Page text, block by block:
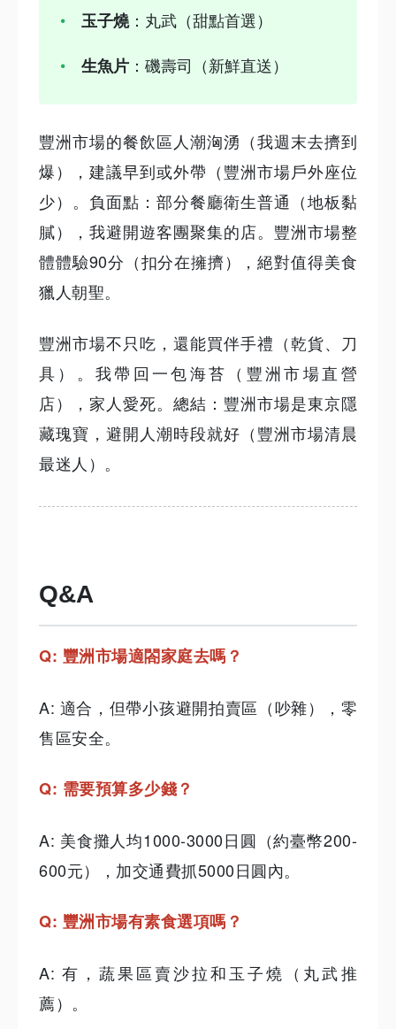
玉子燒：丸武（甜點首選）
生魚片 ：磯壽司（新鮮直送）
豐洲市場的餐飲區人潮洶湧（我週末去擠到
爆），建議早到或外帶（豐洲市場戶外座位
少）。負面點：部分餐廳衛生普通（地板黏
膩），我避開遊客團聚集的店。豐洲市場整
體體驗90分（扣分在擁擠），絕對值得美食
獵人朝聖。
豐洲市場不只吃，還能買伴手禮（乾貨、刀
具）。我帶回一包海苔（豐洲市場直營
店），家人愛死。總結：豐洲市場是東京隱
藏瑰寶，避開人潮時段就好（豐洲市場清晨
最迷人）。
Q&A
Q: 豐洲市場適閤家庭去嗎？
A: 適合，但帶小孩避開拍賣區（吵雜），零
售區安全。
Q: 需要預算多少錢？
A: 美食攤人均1000-3000日圓（約臺幣200-
600元），加交通費抓5000日圓內。
Q: 豐洲市場有素食選項嗎？
A: 有，蔬果區賣沙拉和玉子燒（丸武推
薦）。